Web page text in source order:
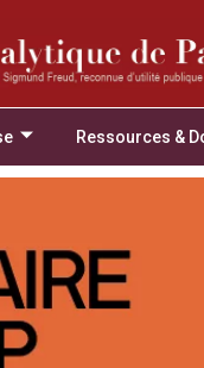
Ressources &